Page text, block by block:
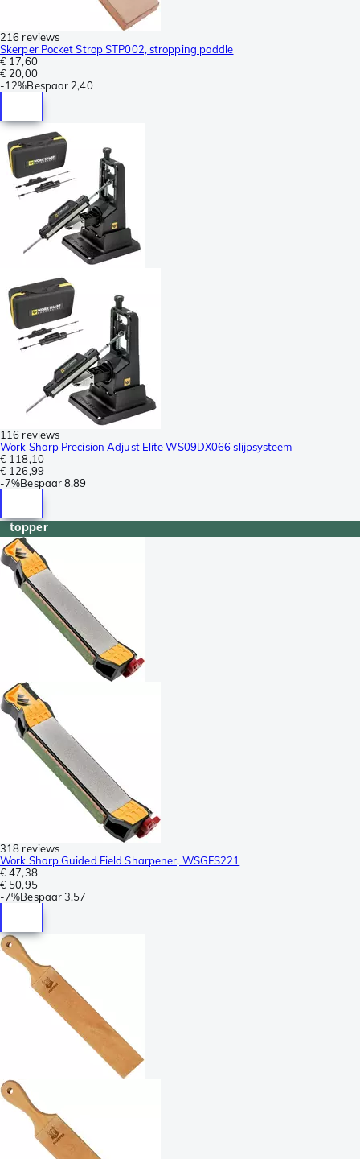
216 reviews
Skerper Pocket Strop STP002, stropping paddle
€ 17,60
€ 20,00
-12%Bespaar 2,40
116 reviews
Work Sharp Precision Adjust Elite WS09DX066 slijpsysteem
€ 118,10
€ 126,99
-7%Bespaar8,89
topper
318 reviews
Work Sharp Guided Field Sharpener, WSGFS221
€ 47,38
€ 50,95
-7%Bespaar3,57